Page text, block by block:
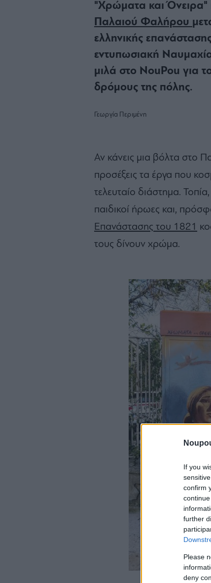
If you
confirm
further
Please
deny
"Χρώματα και
Παλαιού Φαλήρου
ελληνικής
εντυπωσιακή
μιλά στο NouPou για
δρόμους της πόλης.
Γεωργία Περιμένη
Αν κάνεις μια βόλτα στο
προσέξεις τα έργα που
τελευταίο διάστημα.
παιδικοί ήρωες και,
Επανάστασης του 1821
τους δίνουν χρώμα.